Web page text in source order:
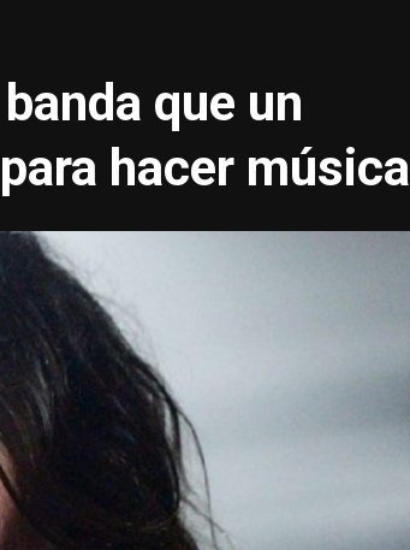
que un
hacer música